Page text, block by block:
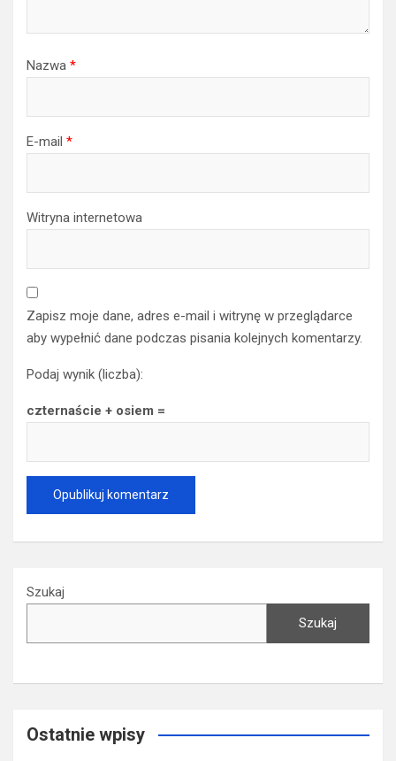
Nazwa *
E-mail *
Witryna internetowa
Zapisz moje dane, adres e-mail i witrynę w przeglądarce
aby wypełnić dane podczas pisania kolejnych komentarzy.
Podaj wynik (liczba):
czternaście + osiem =
Szukaj
Szukaj
Ostatnie wpisy